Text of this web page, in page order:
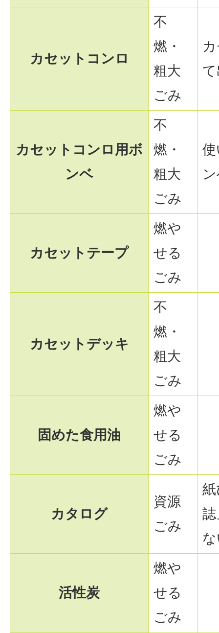
カセットコンロ
不
燃・
粗大
ごみ
カセットコンロ用ボ
ンベ
不
燃・
粗大
ごみ
カセットテープ
燃や
せる
ごみ
カセットデッキ
不
燃・
粗大
ごみ
固めた食用油
燃や
せる
ごみ
カタログ
資源
ごみ
活性炭
燃や
せる
ごみ